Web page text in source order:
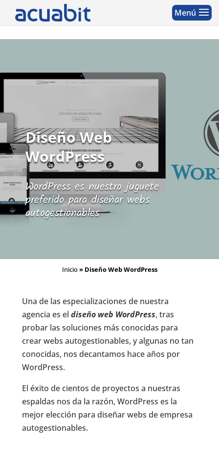
Diseño Web
WordPress
WordPress es nuestro juguete
preferido para diseñar webs
autogestionables
Inicio» Diseño Web WordPress
Una de las especializaciones de nuestra
agencia es el diseño web WordPress, tras
probar las soluciones más conocidas para
crear webs autogestionables, y algunas no tan
conocidas, nos decantamos hace años por
WordPress.
El éxito de cientos de proyectos a nuestras
espaldas nos da la razón, WordPress es la
mejor elección para diseñar webs de empresa
autogestionables.